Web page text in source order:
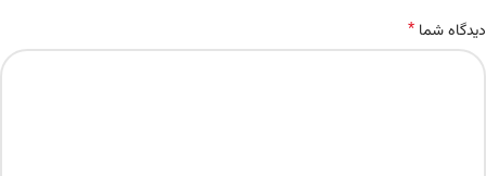
دیدگاه شما *